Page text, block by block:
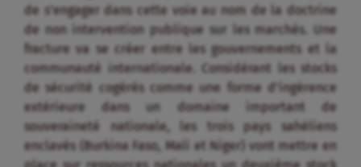
de s’engager dans cette voie au nom de la doctrine
de non intervention publique sur les marchés. Une
fracture va se créer entre les gouvernements et la
communauté internationale. Considérant les stocks
de sécurité cogérés comme une forme d’ingérence
extérieure dans un domaine important de
souveraineté nationale, les trois pays sahéliens
enclavés (Burkina Faso, Mali et Niger) vont mettre en